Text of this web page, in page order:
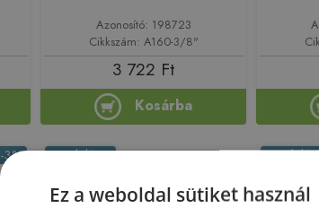
Azonosító: 198723
Cikkszám: A160-3/8"
3 722 Ft
Kosárba
-3% Rendelésre
Ez a weboldal sütiket használ